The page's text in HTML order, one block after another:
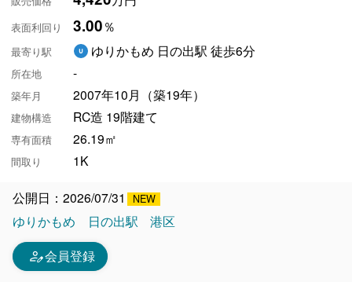
表面利回り 3.00％
最寄り駅 ゆりかもめ 日の出駅 徒歩6分
所在地 -
築年月 2007年10月（築19年）
建物構造 RC造 19階建て
専有面積 26.19㎡
間取り 1K
公開日：2026/07/31
ゆりかもめ
日の出駅 港区
person_edit会員登録